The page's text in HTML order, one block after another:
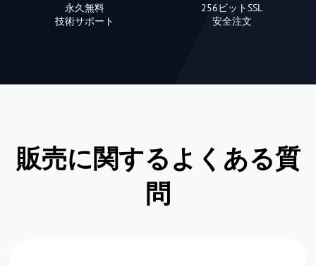
永久無料
技術サポート
256ビットSSL
安全注文
販売に関するよくある質
問